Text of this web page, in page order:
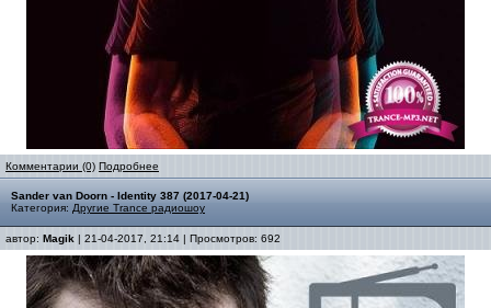
Комментарии (0) Подробнее
Sander van Doorn - Identity 387 (2017-04-21)
Категория: Другие Trance радиошоу
автор: Magik | 21-04-2017, 21:14 | Просмотров: 692